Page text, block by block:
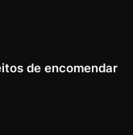
de encomendar